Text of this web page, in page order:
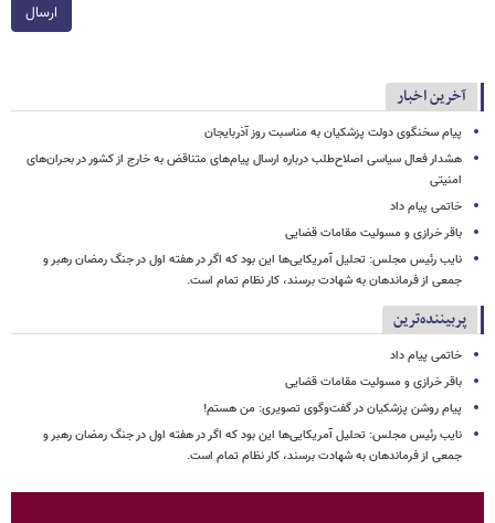
ارسال
آخرین اخبار
پیام سخنگوی دولت پزشکیان به مناسبت روز آذربایجان
هشدار فعال سیاسی اصلاح‌طلب درباره ارسال پیام‌های متناقض به خارج از کشور در بحران‌های
امنیتی
خاتمی پیام داد
باقر خرازی و مسولیت مقامات قضایی
نایب رئیس مجلس: تحلیل آمریکایی‌ها این بود که اگر در هفته اول در جنگ رمضان رهبر و
جمعی از فرماندهان به شهادت برسند، کار نظام تمام است.
پربیننده‌ترین
خاتمی پیام داد
باقر خرازی و مسولیت مقامات قضایی
پیام روشن پزشکیان در گفت‌وگوی تصویری: من هستم!
نایب رئیس مجلس: تحلیل آمریکایی‌ها این بود که اگر در هفته اول در جنگ رمضان رهبر و
جمعی از فرماندهان به شهادت برسند، کار نظام تمام است.